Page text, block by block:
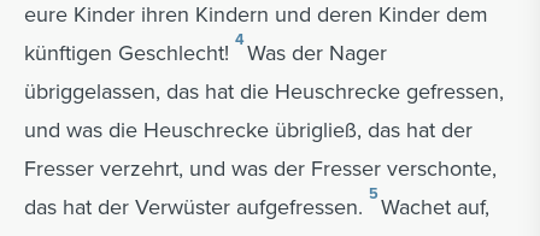
eure Kinder ihren Kindern und deren Kinder dem
künftigen Geschlecht! 4Was der Nager
übriggelassen, das hat die Heuschrecke gefressen,
und was die Heuschrecke übrigließ, das hat der
Fresser verzehrt, und was der Fresser verschonte,
das hat der Verwüster aufgefressen. 5Wachet auf,